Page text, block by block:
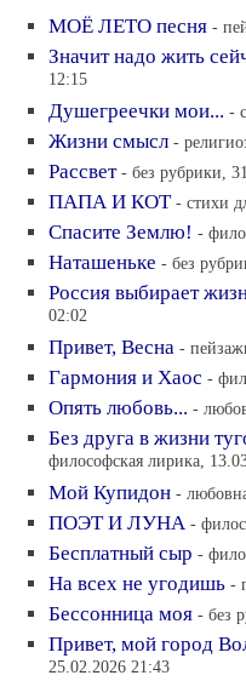
МОЁ ЛЕТО песня -
Значит надо жить
12:15
Душегреечки мои... -
Жизни смысл -
Рассвет - без рубрики,
ПАПА И КОТ - стихи
Спасите Землю! -
Наташеньке - без
Россия выбирает
02:02
Привет, Весна -
Гармония и Хаос -
Опять любовь... -
Без друга в жизни
философская лирика,
Мой Купидон -
ПОЭТ И ЛУНА -
Бесплатный сыр -
На всех не угодишь -
Бессонница моя - без
Привет, мой город
25.02.2026 21:43